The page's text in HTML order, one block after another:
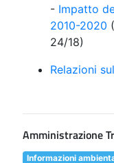
- Impatto
2010-2020
24/18)
Relazioni
Amministrazione
Informazioni